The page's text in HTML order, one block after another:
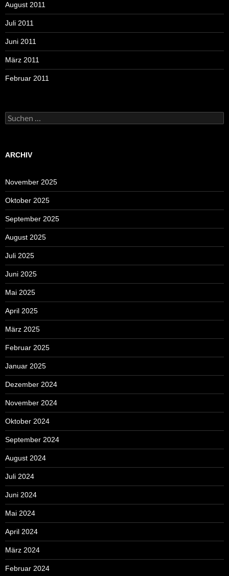
August 2011
Juli 2011
Juni 2011
März 2011
Februar 2011
Suchen
nach:
ARCHIV
November 2025
Oktober 2025
September 2025
August 2025
Juli 2025
Juni 2025
Mai 2025
April 2025
März 2025
Februar 2025
Januar 2025
Dezember 2024
November 2024
Oktober 2024
September 2024
August 2024
Juli 2024
Juni 2024
Mai 2024
April 2024
März 2024
Februar 2024